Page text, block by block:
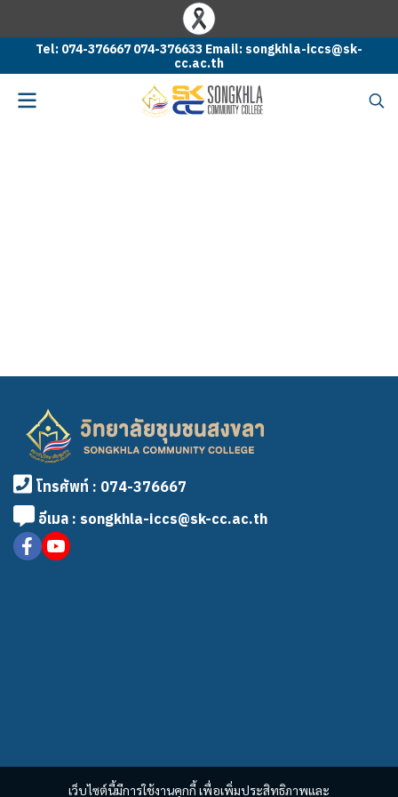
Tel: 074-376667 074-376633 Email: songkhla-iccs@sk-
cc.ac.th
เว็บไซต์นี้มีการใช้งานคุกกี้ เพื่อเพิ่มประสิทธิภาพและ
โทรศัพท์ : 074-376667
อีเมล : songkhla-iccs@sk-cc.ac.th